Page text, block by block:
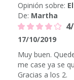
Opinión sobre:
De: Martha
17/10/2019
Muy buen.
me case ya se
Gracias a los 2.